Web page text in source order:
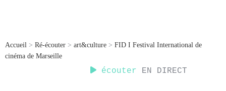
écouter EN DIRECT
Accueil > Ré-écouter > art&culture > FID I Festival International de
cinéma de Marseille